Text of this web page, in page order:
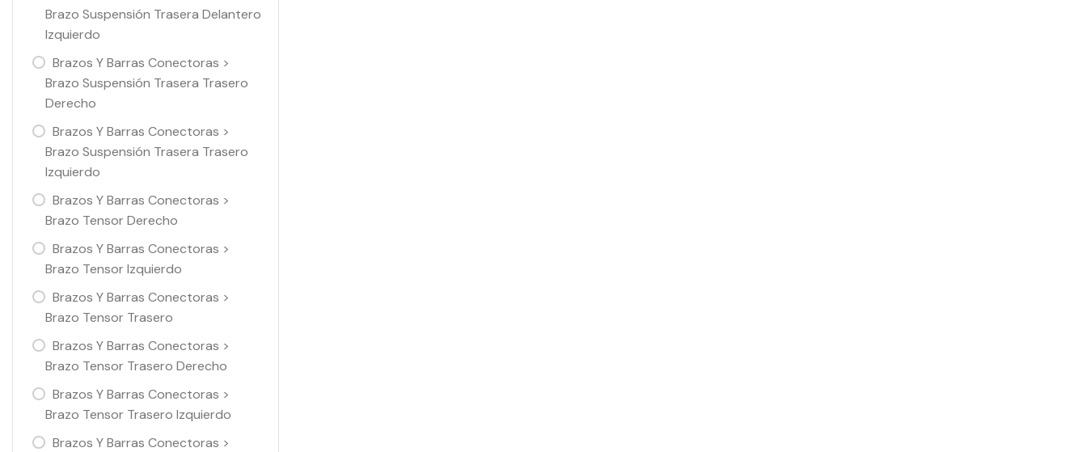
Brazo Suspensión Trasera Delantero
Izquierdo
Brazos Y Barras Conectoras >
Brazo Suspensión Trasera Trasero
Derecho
Brazos Y Barras Conectoras >
Brazo Suspensión Trasera Trasero
Izquierdo
Brazos Y Barras Conectoras >
Brazo Tensor Derecho
Brazos Y Barras Conectoras >
Brazo Tensor Izquierdo
Brazos Y Barras Conectoras >
Brazo Tensor Trasero
Brazos Y Barras Conectoras >
Brazo Tensor Trasero Derecho
Brazos Y Barras Conectoras >
Brazo Tensor Trasero Izquierdo
Brazos Y Barras Conectoras >